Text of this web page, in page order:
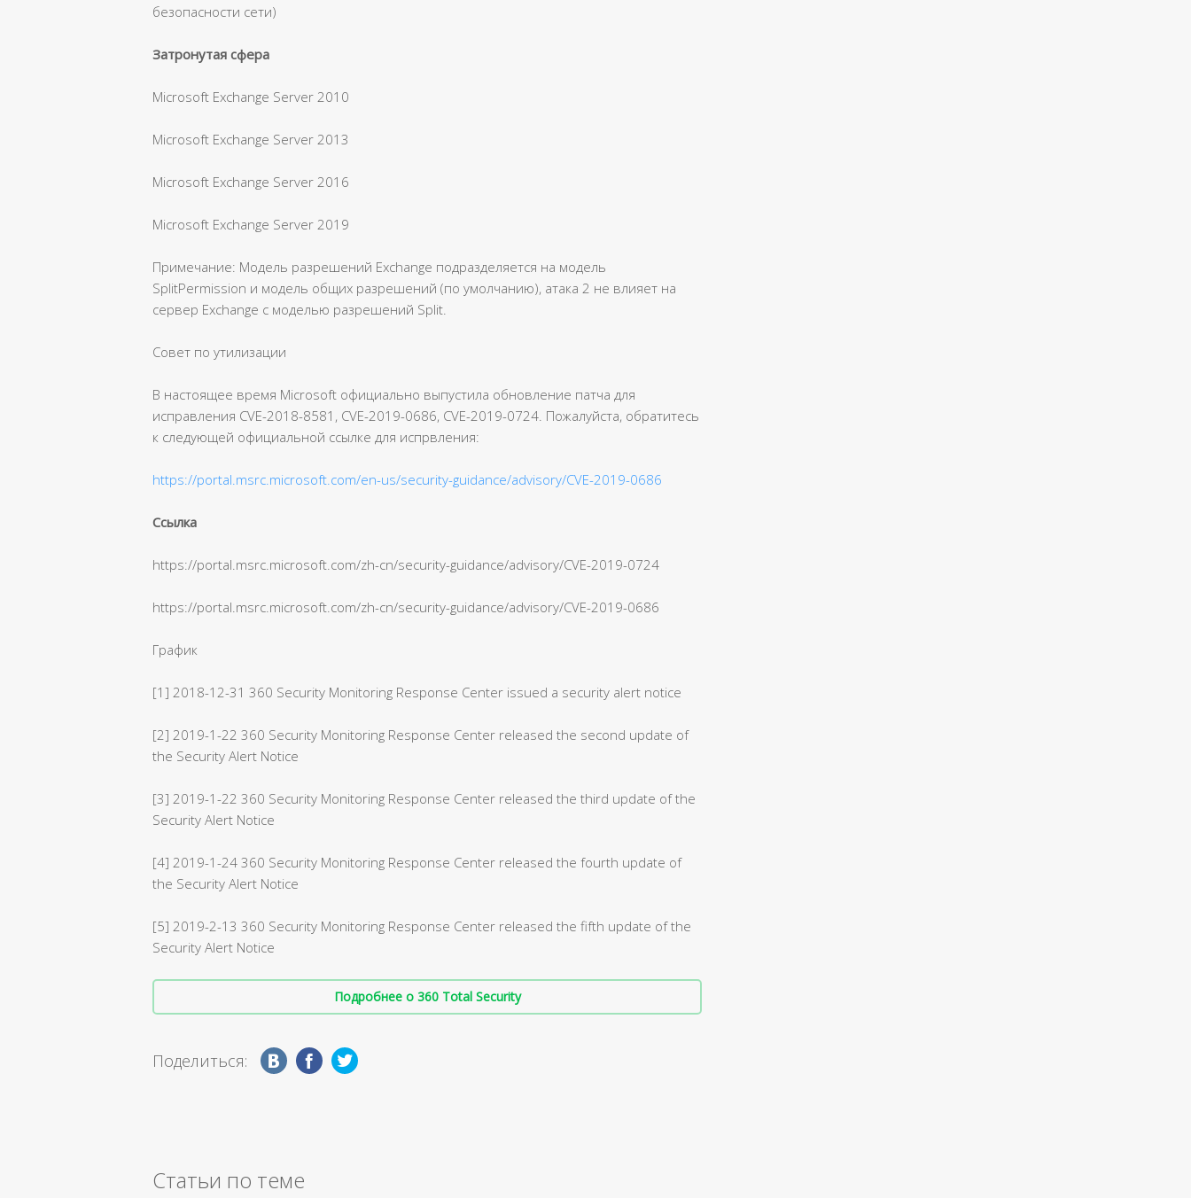
безопасности сети)
Затронутая сфера
Microsoft Exchange Server 2010
Microsoft Exchange Server 2013
Microsoft Exchange Server 2016
Microsoft Exchange Server 2019
Примечание: Модель разрешений Exchange подразделяется на модель
SplitPermission и модель общих разрешений (по умолчанию), атака 2 не влияет на
сервер Exchange с моделью разрешений Split.
Совет по утилизации
В настоящее время Microsoft официально выпустила обновление патча для
исправления CVE-2018-8581, CVE-2019-0686, CVE-2019-0724. Пожалуйста, обратитесь
к следующей официальной ссылке для испрвления:
https://portal.msrc.microsoft.com/en-us/security-guidance/advisory/CVE-2019-0686
Ссылка
https://portal.msrc.microsoft.com/zh-cn/security-guidance/advisory/CVE-2019-0724
https://portal.msrc.microsoft.com/zh-cn/security-guidance/advisory/CVE-2019-0686
График
[1] 2018-12-31 360 Security Monitoring Response Center issued a security alert notice
[2] 2019-1-22 360 Security Monitoring Response Center released the second update of
the Security Alert Notice
[3] 2019-1-22 360 Security Monitoring Response Center released the third update of the
Security Alert Notice
[4] 2019-1-24 360 Security Monitoring Response Center released the fourth update of
the Security Alert Notice
[5] 2019-2-13 360 Security Monitoring Response Center released the fifth update of the
Security Alert Notice
Подробнее о 360 Total Security
Поделиться:
Статьи по теме